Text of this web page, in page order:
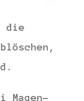
die
Magen-